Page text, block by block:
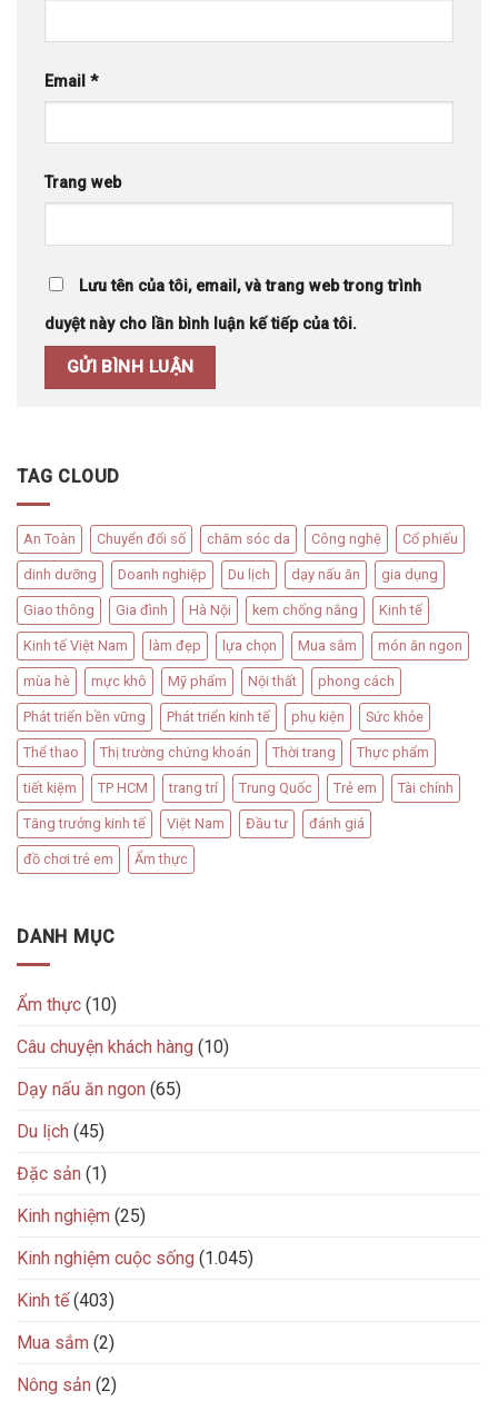
Email *
Trang web
Lưu tên của tôi, email, và trang web trong trình
duyệt này cho lần bình luận kế tiếp của tôi.
TAG CLOUD
An Toàn Chuyển đổi số chăm sóc da Công nghệ Cổ phiếu
dinh dưỡng Doanh nghiệp Du lịch dạy nấu ăn gia dụng
Giao thông Gia đình Hà Nội kem chống nắng Kinh tế
Kinh tế Việt Nam làm đẹp lựa chọn Mua sắm món ăn ngon
mùa hè mực khô Mỹ phẩm Nội thất phong cách
Phát triển bền vững Phát triển kinh tế phụ kiện Sức khỏe
Thể thao Thị trường chứng khoán Thời trang Thực phẩm
tiết kiệm TP HCM trang trí Trung Quốc Trẻ em Tài chính
Tăng trưởng kinh tế Việt Nam Đầu tư đánh giá
đồ chơi trẻ em Ẩm thực
DANH MỤC
Ẩm thực (10)
Câu chuyện khách hàng (10)
Dạy nấu ăn ngon (65)
Du lịch (45)
Đặc sản (1)
Kinh nghiệm (25)
Kinh nghiệm cuộc sống (1.045)
Kinh tế(403)
Mua sắm (2)
Nông sản (2)